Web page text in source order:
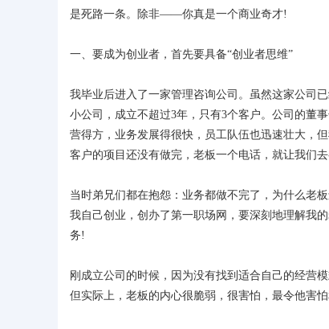
是死路一条。除非——你真是一个商业奇才!
一、要成为创业者，首先要具备“创业者思维”
我毕业后进入了一家管理咨询公司。虽然这家公司
小公司，成立不超过3年，只有3个客户。公司的董
营得方，业务发展得很快，员工队伍也迅速壮大，
客户的项目还没有做完，老板一个电话，就让我们
当时弟兄们都在抱怨：业务都做不完了，为什么老
我自己创业，创办了第一职场网，要深刻地理解我
务!
刚成立公司的时候，因为没有找到适合自己的经营
但实际上，老板的内心很脆弱，很害怕，最令他害